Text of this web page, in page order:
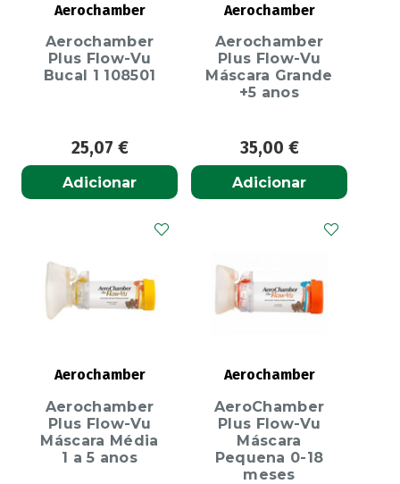
Aerochamber
Aerochamber
Plus Flow-Vu
Bucal 1 108501
25,07 €
Adicionar
Aerochamber
Aerochamber
Plus Flow-Vu
Máscara Grande
+5 anos
35,00 €
Adicionar
Aerochamber
Aerochamber
Plus Flow-Vu
Máscara Média
1 a 5 anos
Aerochamber
AeroChamber
Plus Flow-Vu
Máscara
Pequena 0-18
meses